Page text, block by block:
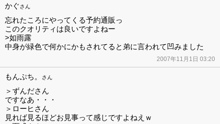
かぐさん
忘れたころにやってくる予約通販っ
このクオリティは良いですよねー
>如雨露
中身が緑色で何かにかもされてると弟に言われて凹みました
2007年11月1日 03:20
もんぷち。 さん
＞ずんださん
ですなあ・・・
＞ローヒさん
見れば見るほどお見事って感じですよねえｗ